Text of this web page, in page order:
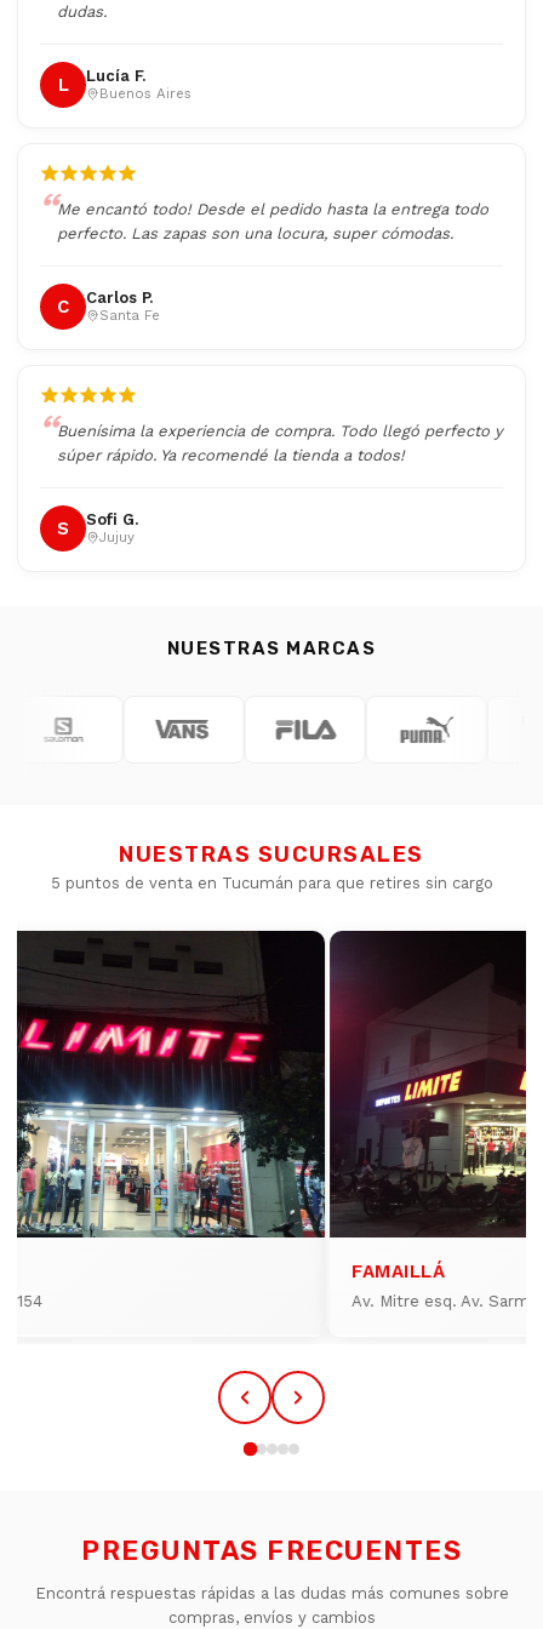
dudas.
L Lucía F.
Buenos Aires
Me encantó todo! Desde el pedido hasta la entrega todo
perfecto. Las zapas son una locura, super cómodas.
C Carlos P.
Santa Fe
Buenísima la experiencia de compra. Todo llegó perfecto y
súper rápido. Ya recomendé la tienda a todos!
S Sofi G.
Jujuy
NUESTRAS MARCAS
NUESTRAS SUCURSALES
5 puntos de venta en Tucumán para que retires sin cargo
154
FAMAILLÁ
Av. Mitre esq. Av.
PREGUNTAS FRECUENTES
Encontrá respuestas rápidas a las dudas más comunes sobre
compras, envíos y cambios